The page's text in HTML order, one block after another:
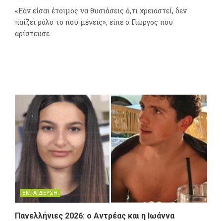
«Εάν είσαι έτοιμος να θυσιάσεις ό,τι χρειαστεί, δεν
παίζει ρόλο το πού μένεις», είπε ο Γιώργος που
αρίστευσε
ΕΚΠΑΙΔΕΥΣΗ
Πανελλήνιες 2026: ο Αντρέας και η Ιωάννα